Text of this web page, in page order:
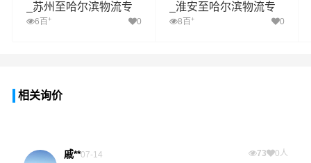
_苏州至哈尔滨物流专
线6百 + 0
_淮安至哈尔滨物流专
线8百 + 0
相关询价
戚**07-14 73 0人